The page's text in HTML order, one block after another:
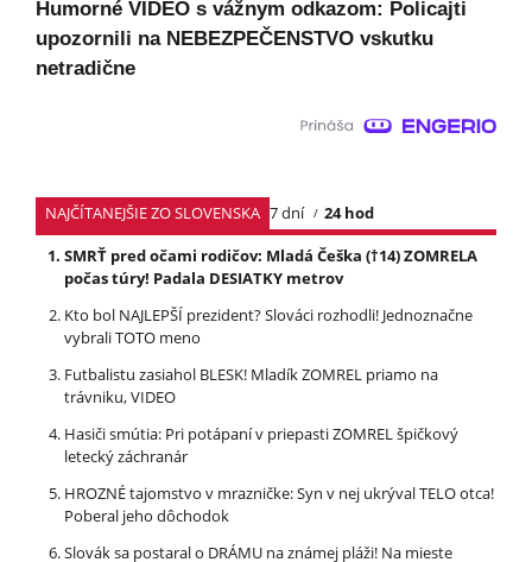
Humorné VIDEO s vážnym odkazom: Policajti
upozornili na NEBEZPEČENSTVO vskutku
netradične
NAJČÍTANEJŠIE ZO SLOVENSKA 7 dní
24 hod
SMRŤ pred očami rodičov: Mladá Češka (†14) ZOMRELA
počas túry! Padala DESIATKY metrov
Kto bol NAJLEPŠÍ prezident? Slováci rozhodli! Jednoznačne
vybrali TOTO meno
Futbalistu zasiahol BLESK! Mladík ZOMREL priamo na
trávniku, VIDEO
Hasiči smútia: Pri potápaní v priepasti ZOMREL špičkový
letecký záchranár
HROZNÉ tajomstvo v mrazničke: Syn v nej ukrýval TELO otca!
Poberal jeho dôchodok
Slovák sa postaral o DRÁMU na známej pláži! Na mieste